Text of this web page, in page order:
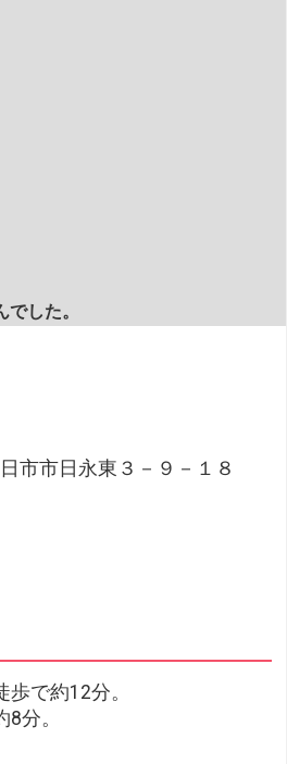
した。
市市日永東３－９－１８
歩で約12分。
分。